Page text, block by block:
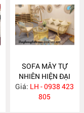
SOFA MÂY TỰ
NHIÊN HIỆN ĐẠI
MA682
Giá: LH - 0938 423
805